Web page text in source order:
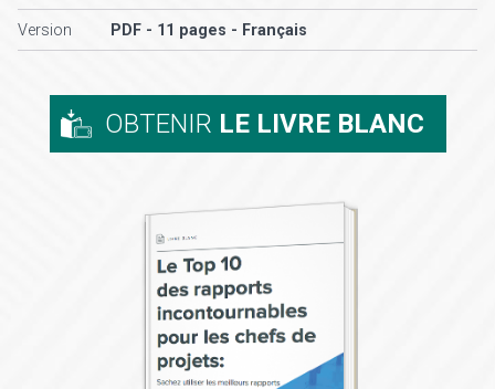
Version PDF - 11 pages - Français
OBTENIR LE LIVRE BLANC